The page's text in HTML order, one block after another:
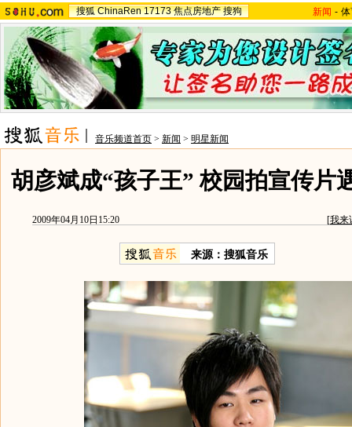
搜狐 ChinaRen 17173 焦点房地产 搜狗 新闻 -
音乐频道首页 > 新闻 > 明星新闻
胡彦斌成“孩子王” 校园拍宣传片
2009年04月10日15:20 [我来
来源：搜狐音乐